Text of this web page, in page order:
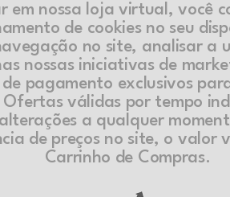
em nossa loja virtual, você
de cookies no seu
no site, analisar a
nossas iniciativas de
de pagamento exclusivos
válidas por tempo
a qualquer
de preços no site, o valor
Carrinho de Compras.